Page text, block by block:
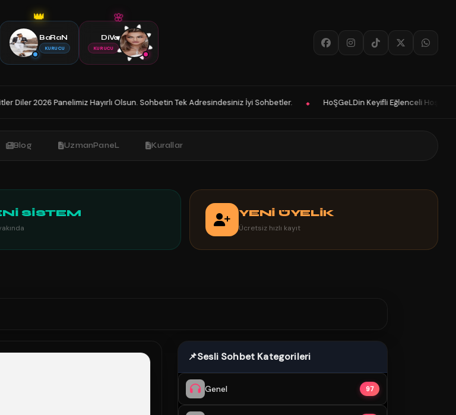
👑
BaRaN
KURUCU
🌸
DiVa
KURUCU
Hayırlı Olsun. Sohbetin Tek Adresindesiniz İyi Sohbetler. ◆ HoŞGeLDin Keyifli Eğlenceli Hoş Vakitler Diler 2026
Blog UzmanPaneL Kurallar
SİSTEM YENİ ÜYELİK
Ücretsiz hızlı kayıt
📌Sesli Sohbet Kategorileri
Genel 97